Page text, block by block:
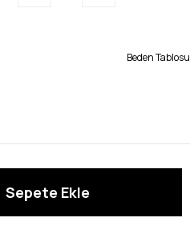
Beden Tablosu